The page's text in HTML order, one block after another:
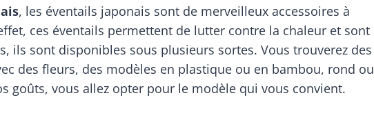
, les éventails japonais sont de merveilleux accessoires à
ces éventails permettent de lutter contre la chaleur et sont
ils sont disponibles sous plusieurs sortes. Vous trouverez des
des fleurs, des modèles en plastique ou en bambou, rond ou
goûts, vous allez opter pour le modèle qui vous convient.